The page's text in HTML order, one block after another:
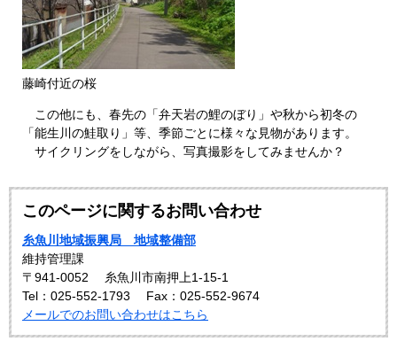
藤崎付近の桜
この他にも、春先の「弁天岩の鯉のぼり」や秋から初冬の
「能生川の鮭取り」等、季節ごとに様々な見物があります。
サイクリングをしながら、写真撮影をしてみませんか？
このページに関するお問い合わせ
糸魚川地域振興局 地域整備部
維持管理課
〒941-0052
糸魚川市南押上1-15-1
Tel：025-552-1793
Fax：025-552-9674
メールでのお問い合わせはこちら